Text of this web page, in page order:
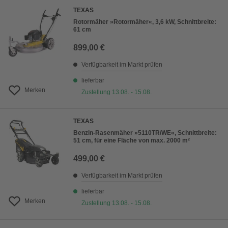
Merken
TEXAS
Rotormäher »Rotormäher«, 3,6 kW, Schnittbreite:
61 cm
899,00 €
Verfügbarkeit im Markt prüfen
lieferbar
Zustellung 13.08. - 15.08.
Merken
TEXAS
Benzin-Rasenmäher »5110TR/WE«, Schnittbreite:
51 cm, für eine Fläche von max. 2000 m²
499,00 €
Verfügbarkeit im Markt prüfen
lieferbar
Zustellung 13.08. - 15.08.